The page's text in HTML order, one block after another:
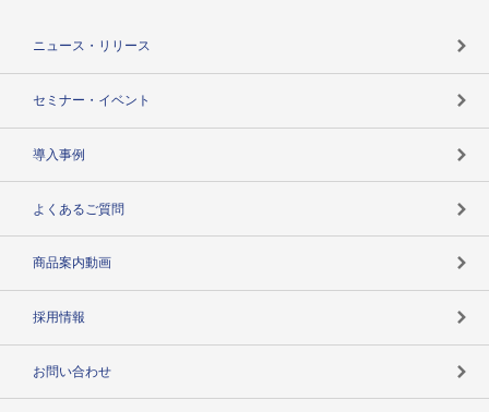
ニュース・リリース
セミナー・イベント
導入事例
よくあるご質問
商品案内動画
採用情報
お問い合わせ